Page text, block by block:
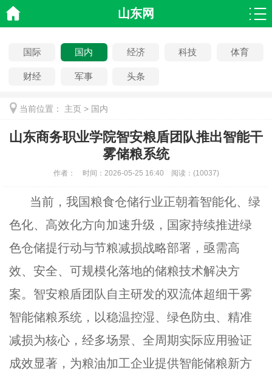
山东网
国际 国内 经济 科技 体育
财经 军事 头条
当前位置： 主页 > 国内
山东商务职业学院智安粮盾团队推出智能干
雾储粮系统
作者： 时间： 2026-05-25 16:40 阅读： (10037)
当前，我国粮食仓储行业正朝着智能化、绿
色化、高效化方向加速升级，国家持续推进绿
色仓储提行动与节粮减损战略部署，亟需高
效、安全、可规模化落地的储粮技术解决方
案。智安粮盾团队自主研发的双流体超细干雾
智能储粮系统，以稳温控湿、绿色防虫、精准
减损为核心，经多场景、全周期实际应用验证
成效显著，为粮油加工企业提供智能储粮新方